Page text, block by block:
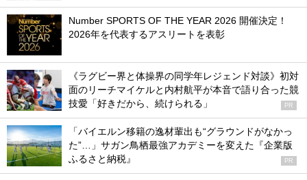
Number SPORTS OF THE YEAR 2026 開催決定！
2026年を代表するアスリートを表彰
《ラグビー界と体操界の同学年レジェンド対談》初対
面のリーチマイケルと内村航平が本音で語り合った競
技愛「好きだから、続けられる」
PR
「バイエルン移籍の逸材輩出も“グラウンドがなかっ
た”…」サガン鳥栖最強アカデミーを変えた『企業版
ふるさと納税』
PR